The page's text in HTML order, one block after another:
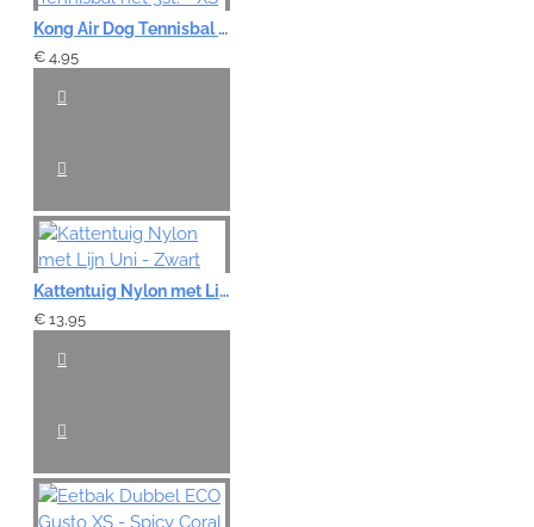
Kong Air Dog Tennisbal net 3st. - XS
€ 4,95
Kattentuig Nylon met Lijn Uni - Zwart
€ 13,95